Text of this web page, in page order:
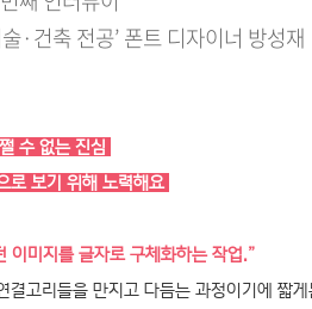
·건축 전공’ 폰트 디자이너 방성재
수 없는 진심
로 보기 위해 노력해요
이미지를 글자로 구체화하는 작업.”
결고리들을 만지고 다듬는 과정이기에 짧